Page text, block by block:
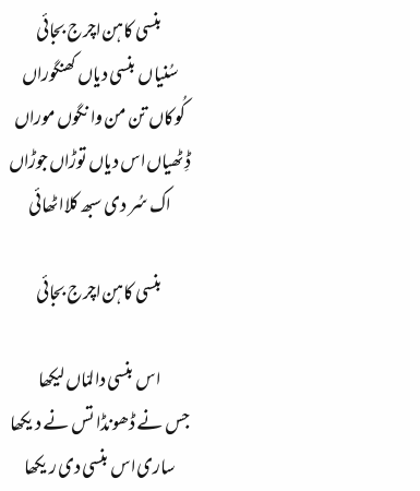
بنسی کاہن اچرج بجائی
سُنیا ں بنسی دیاں کھنگوراں
کُوکاں تن من وانگوں موراں
ڈِٹھیاں اس دیاں توڑاں جوڑاں
اک سُر دی سبھ کلا اٹھائی
بنسی کاہن اچرج بجائی
اس بنسی دا لمّاں لیکھا
جس نے ڈھونڈا تس نے دیکھا
ساری اس بنسی دی ریکھا